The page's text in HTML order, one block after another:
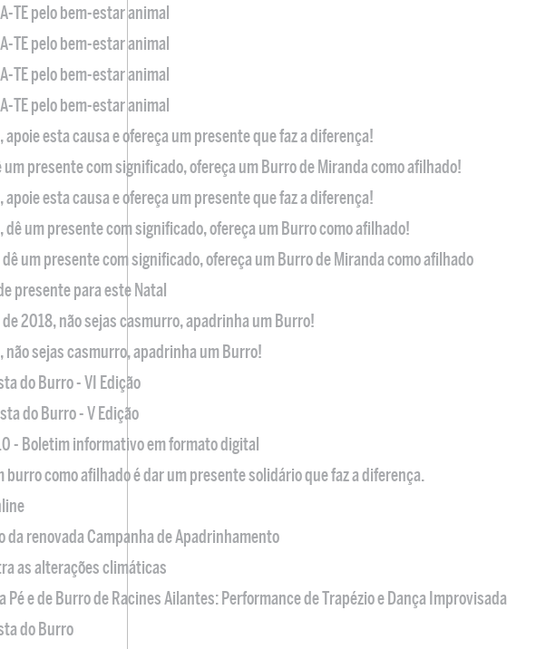
TE pelo bem-estar animal
TE pelo bem-estar animal
TE pelo bem-estar animal
TE pelo bem-estar animal
apoie esta causa e ofereça um presente que faz a diferença!
um presente com significado, ofereça um Burro de Miranda como afilhado!
apoie esta causa e ofereça um presente que faz a diferença!
dê um presente com significado, ofereça um Burro como afilhado!
dê um presente com significado, ofereça um Burro de Miranda como afilhado
presente para este Natal
de 2018, não sejas casmurro, apadrinha um Burro!
não sejas casmurro, apadrinha um Burro!
do Burro - VI Edição
do Burro - V Edição
- Boletim informativo em formato digital
burro como afilhado é dar um presente solidário que faz a diferença.
da renovada Campanha de Apadrinhamento
as alterações climáticas
Pé e de Burro de Racines Ailantes: Performance de Trapézio e Dança Improvisada
do Burro